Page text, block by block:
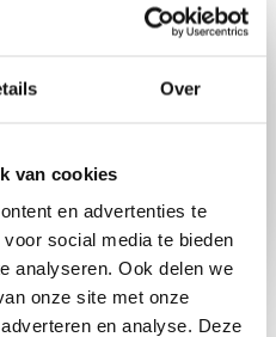
Over
van cookies
en advertenties te
social media te bieden
analyseren. Ook delen we
onze site met onze
en analyse. Deze
verlagen. Onze
efficiëntie.
Ervaring